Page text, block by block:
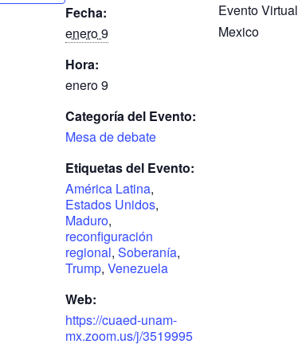
Fecha:
enero 9
Hora:
enero 9
Categoría del Evento:
Mesa de debate
Etiquetas del Evento:
América Latina,
Estados Unidos,
Maduro,
reconfiguración
regional, Soberanía,
Trump, Venezuela
Web:
https://cuaed-unam-
mx.zoom.us/j/3519995
Evento Virtual
Mexico